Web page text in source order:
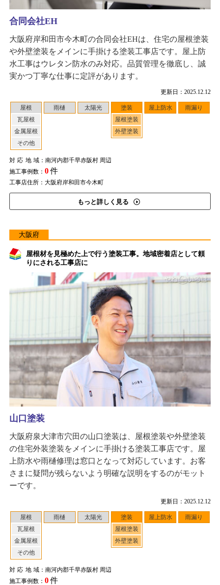
更新日：2025.12.12
屋根
瓦屋根
金属屋根
その他
雨樋 太陽光
塗装
屋根塗装
外壁塗装
屋上防水 雨漏り
対応地域：南河内郡千早赤阪村 周辺
施工事例数： 0件
工事店住所：大阪府岸和田市今木町
もっと詳しく見る
合同会社EH
大阪府岸和田市今木町の合同会社EHは、住宅の屋根塗装
や外壁塗装をメインに手掛ける塗装工事店です。屋上防
水工事はウレタン防水のみ対応。品質管理を徹底し、誠
実かつ丁寧な仕事に定評があります。
大阪府
屋根材を見極めた上で行う塗装工事。地域密着店として頼
りにされる工事店に
更新日：2025.12.12
屋根
瓦屋根
金属屋根
その他
雨樋 太陽光
塗装
屋根塗装
外壁塗装
屋上防水 雨漏り
対応地域：南河内郡千早赤阪村 周辺
施工事例数： 0件
山口塗装
大阪府泉大津市穴田の山口塗装は、屋根塗装や外壁塗装
の住宅外装塗装をメインに手掛ける塗装工事店です。屋
上防水や雨樋修理は窓口となって対応しています。お客
さまに疑問が残らないよう明確な説明をするのがモット
ーです。